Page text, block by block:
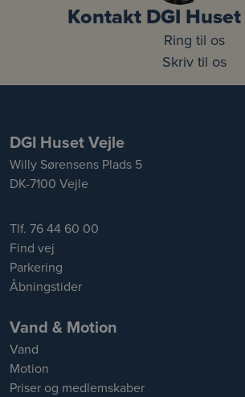
Kontakt DGI
Ring til os
Skriv til os
DGI Huset Vejle
Willy Sørensens Plads 5
DK-7100 Vejle
Tlf. 76 44 60 00
Find vej
Parkering
Åbningstider
Vand & Motion
Vand
Motion
Priser og medlemskaber